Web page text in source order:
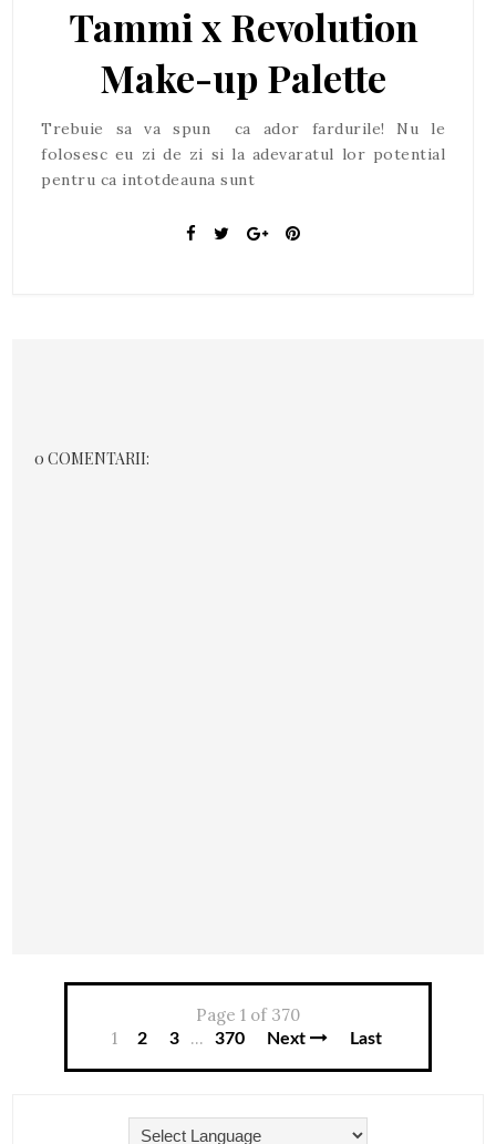
Tammi x Revolution
Make-up Palette
Trebuie sa va spun ca ador fardurile! Nu le
folosesc eu zi de zi si la adevaratul lor potential
pentru ca intotdeauna sunt
0 COMENTARII:
Page 1 of 370
1
2 3 ... 370 Next Last